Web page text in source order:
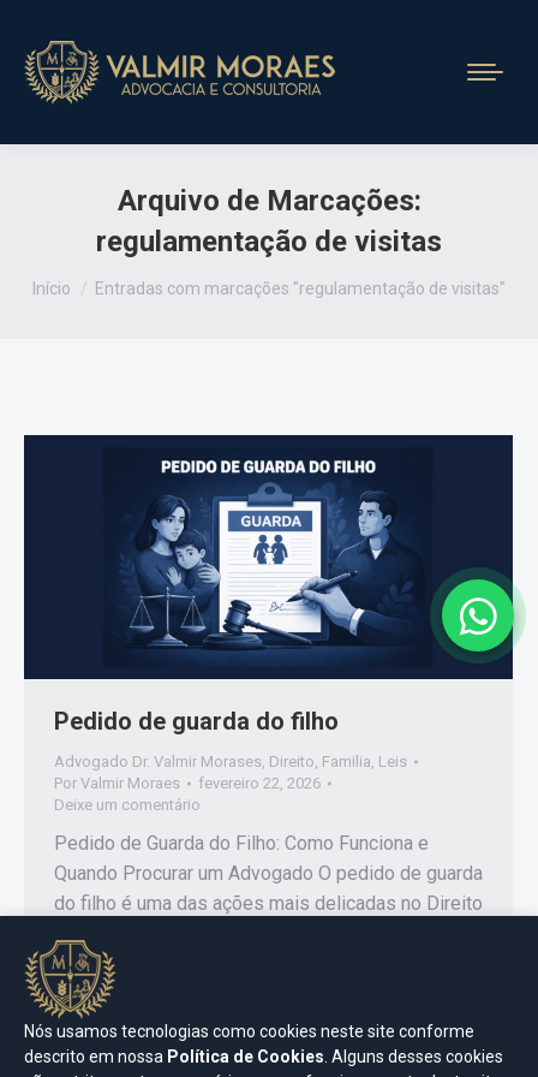
Arquivo de Marcações:
regulamentação de visitas
Você está aqui:
Início Entradas com marcações "regulamentação de visitas"
Pedido de guarda do filho
Advogado Dr. Valmir Morases Direito Familia Leis
Por Valmir Moraes
fevereiro 22, 2026
Deixe um comentário
Pedido de Guarda do Filho: Como Funciona e
Quando Procurar um Advogado O pedido de guarda
do filho é uma das ações mais delicadas no Direito
pais ou risco ao bem-estar da criança, a definição
da guarda passa a ser fundamental para garantir
estabilidade, segurança e desenvolvimento…
Nós usamos tecnologias como cookies neste site conforme
descrito em nossa Política de Cookies . Alguns desses cookies